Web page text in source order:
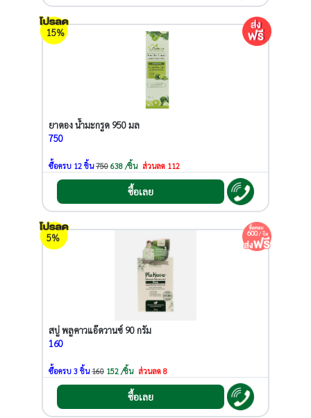
15%
ยาดอง น้ำมะกรูด 950 มล
750
ซื้อครบ 12 ชิ้น750 638 /ชิ้น ส่วนลด 112
ซื้อเลย
5% 600/ บิล
สบู่ พลูคาวแอ๊ดวานซ์ 90 กรัม
160
ซื้อครบ 3 ชิ้น160 152 /ชิ้น ส่วนลด 8
ซื้อเลย